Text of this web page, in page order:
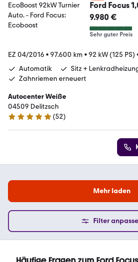
Ford Focus
Turnier Auto.
9.980 €
Sehr guter Preis
EZ 04/2016• 97.600 km • 92 kW (125 PS)
Automatik
Sitz +
Zahnriemen erneuert
Autocenter Weiße
04509 Delitzsch
4.9 Sterne
(52)
Mehr laden
Filter